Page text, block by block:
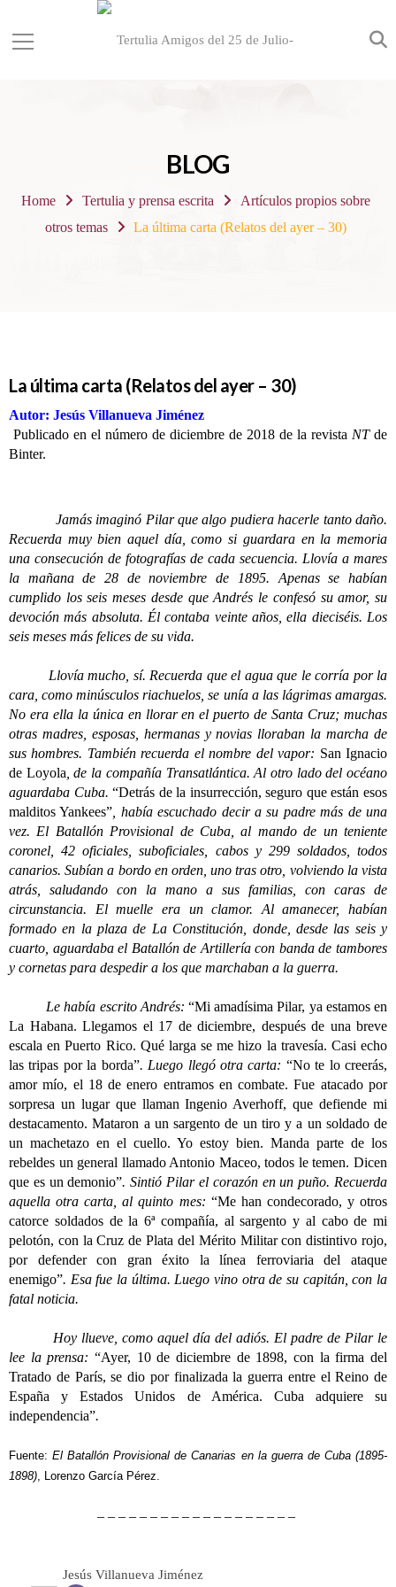
BLOG
Home Tertulia y prensa escrita
Artículos propios sobre
otros temas
La última carta (Relatos del ayer – 30)
La última carta (Relatos del ayer – 30)
Autor: Jesús Villanueva Jiménez
Publicado en el número de diciembre de 2018 de la revista NTde
Binter.
Jamás imaginó Pilar que algo pudiera hacerle tanto daño.
Recuerda muy bien aquel día, como si guardara en la memoria
una consecución de fotografías de cada secuencia. Llovía a mares
la mañana de 28 de noviembre de 1895. Apenas se habían
cumplido los seis meses desde que Andrés le confesó su amor, su
devoción más absoluta. Él contaba veinte años, ella dieciséis. Los
seis meses más felices de su vida.
Llovía mucho, sí. Recuerda que el agua que le corría por la
cara, como minúsculos riachuelos, se unía a las lágrimas amargas.
No era ella la única en llorar en el puerto de Santa Cruz; muchas
otras madres, esposas, hermanas y novias lloraban la marcha de
sus hombres. También recuerda el nombre del vapor: San Ignacio
de Loyola , de la compañía Transatlántica. Al otro lado del océano
aguardaba Cuba.“Detrás de la insurrección, seguro que están esos
malditos Yankees” , había escuchado decir a su padre más de una
vez. El Batallón Provisional de Cuba, al mando de un teniente
coronel, 42 oficiales, suboficiales, cabos y 299 soldados, todos
canarios. Subían a bordo en orden, uno tras otro, volviendo la vista
atrás, saludando con la mano a sus familias, con caras de
circunstancia. El muelle era un clamor. Al amanecer, habían
formado en la plaza de La Constitución, donde, desde las seis y
cuarto, aguardaba el Batallón de Artillería con banda de tambores
y cornetas para despedir a los que marchaban a la guerra.
Le había escrito Andrés: “Mi amadísima Pilar, ya estamos en
La Habana. Llegamos el 17 de diciembre, después de una breve
escala en Puerto Rico. Qué larga se me hizo la travesía. Casi echo
las tripas por la borda”. Luego llegó otra carta: “No te lo creerás,
amor mío, el 18 de enero entramos en combate. Fue atacado por
sorpresa un lugar que llaman Ingenio Averhoff, que defiende mi
destacamento. Mataron a un sargento de un tiro y a un soldado de
un machetazo en el cuello. Yo estoy bien. Manda parte de los
rebeldes un general llamado Antonio Maceo, todos le temen. Dicen
que es un demonio”. Sintió Pilar el corazón en un puño. Recuerda
aquella otra carta, al quinto mes: “Me han condecorado, y otros
catorce soldados de la 6ª compañía, al sargento y al cabo de mi
pelotón, con la Cruz de Plata del Mérito Militar con distintivo rojo,
por defender con gran éxito la línea ferroviaria del ataque
enemigo”. Esa fue la última. Luego vino otra de su capitán, con la
fatal noticia.
Hoy llueve, como aquel día del adiós. El padre de Pilar le
lee la prensa: “Ayer, 10 de diciembre de 1898, con la firma del
Tratado de París, se dio por finalizada la guerra entre el Reino de
España y Estados Unidos de América. Cuba adquiere su
independencia”.
Fuente:El Batallón Provisional de Canarias en la guerra de Cuba (1895-
1898), Lorenzo García Pérez.
– – – – – – – – – – – – – – – – – – –
Jesús Villanueva Jiménez